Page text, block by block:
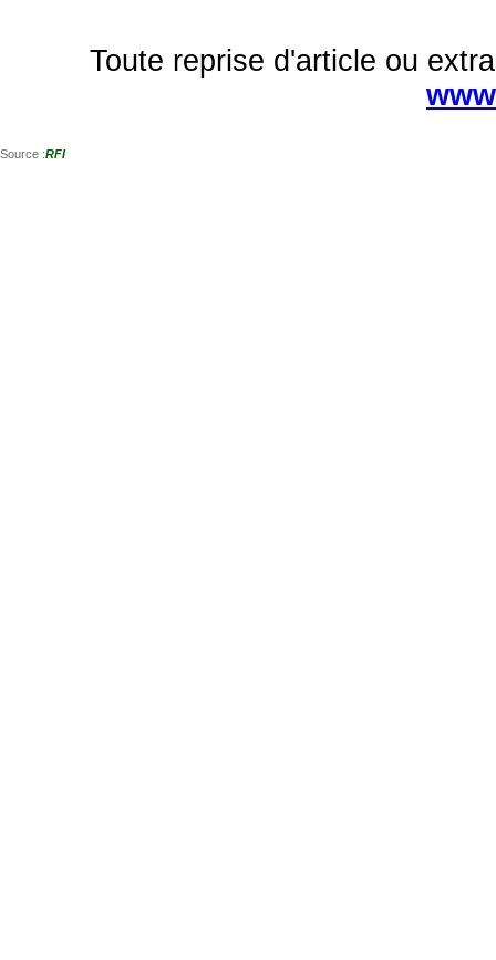
Toute reprise d'article ou
Source :RFI